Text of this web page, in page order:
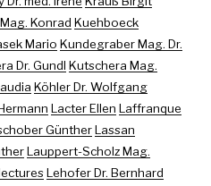
Konrad Kuehboeck
Mario Kundegraber Mag. Dr.
Dr. Gundl Kutschera Mag.
Köhler Dr. Wolfgang
Lacter Ellen Laffranque
GüntherLassan
Lauppert-Scholz Mag.
Lehofer Dr. Bernhard